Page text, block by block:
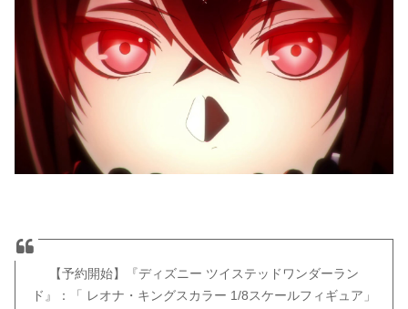
【予約開始】『ディズニー ツイステッドワンダーラン
ド』：「 レオナ・キングスカラー 1/8スケールフィギュア」